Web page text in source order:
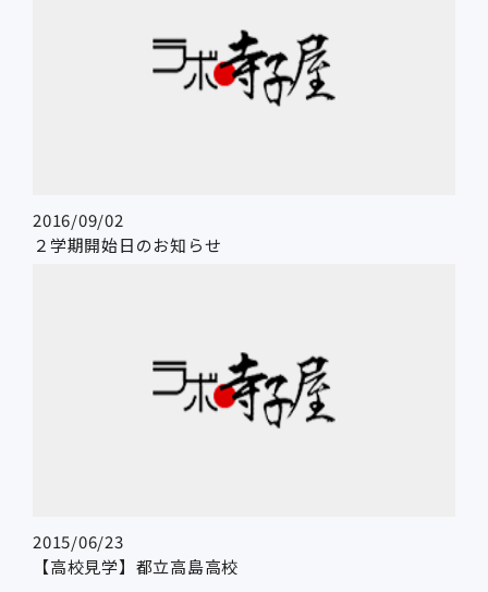
2016/09/02
２学期開始日のお知らせ
2015/06/23
【高校見学】都立高島高校